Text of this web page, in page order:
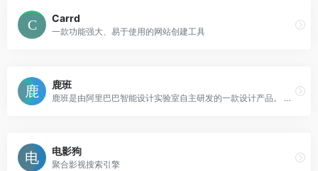
Carrd
一款功能强大、易于使用的网站创建工具
鹿班
鹿班是由阿里巴巴智能设计实验室自主研发的一款设计产品。 基于图像智能生成技术 ，鹿班可以改变传统的设计模式，使其在短时间内完成大量banner图、海报图和会场图的设计，提高工作效率
电影狗
聚合影视搜索引擎